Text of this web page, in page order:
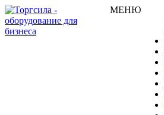
МЕНЮ